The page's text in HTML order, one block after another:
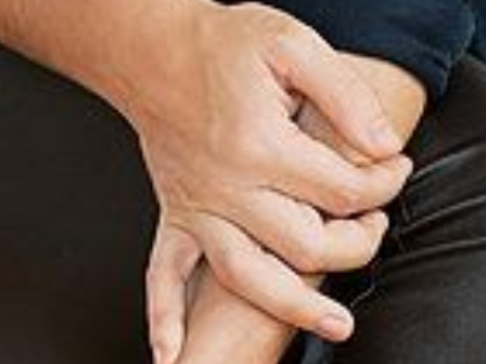
Wednesday 19 Aug 2026